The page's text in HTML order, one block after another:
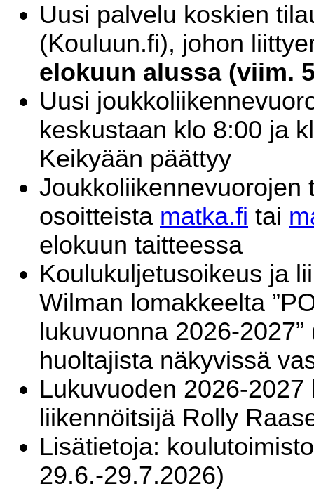
Uusi palvelu koskien
(Kouluun.fi), johon
elokuun alussa (viim.
Uusi
keskustaan klo 8:00 ja
Keikyään päättyy
Joukkoliikennevuorojen
osoitteista matka.fi tai
elokuun taitteessa
Koulukuljetusoikeus ja
Wilman lomakkeelta
lukuvuonna 2026-
huoltajista näkyvissä
Lukuvuoden 2026-
liikennöitsijä Rolly
Lisätietoja:
29.6.-29.7.2026)